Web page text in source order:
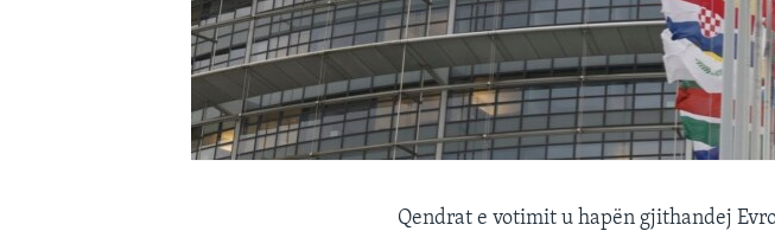
Qendrat e votimit u hapën gjithandej